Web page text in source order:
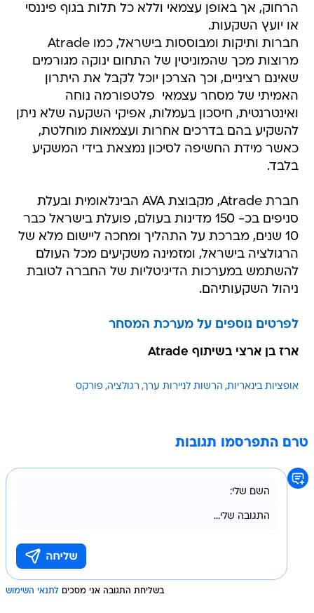
הרחוק, אך באופן עצמאי וללא כל תלות בגוף פיננסי
או יועץ השקעות.
חברות ותיקות ומבוססות בישראל, כמו Atrade
מרוצות מכך שהמוניטין של התחום ינוקה מגורמים
שאינם רציניים, וכך הצרכן יוכל לקבל את היתרון
האמיתי של מסחר עצמאי  פלטפורמה נוחה
ואינטרנטית, חיסכון בעמלות, אפיקי השקעה שלא ניתן
להשקיע בהם בדרכים אחרות ועצמאות מוחלטת,
כאשר מידת החשיפה לסיכון נמצאת בידי המשקיע
בלבד.
חברת Atrade, מקבוצת AVA הבינלאומית ובעלת
סניפים בכ- 150 מדינות בעולם, פועלת בישראל כבר
10 שנים, מברכת על התהליך ומחכה ליישום מלא של
הרגולציה בישראל, ומזמינה משקיעים מכל העולם
להשתמש במערכות הדיגיטליות של החברה לטובת
ניהול השקעותיהם.
לפרטים נוספים על מערכת המסחר
ארז בן ארצי בשיתוף Atrade
אופציות בינאריות הרשות לניירות ערך רגולציה פורקס
טרם התפרסמו תגובות
בשליחת התגובה אני מסכים לתנאי השימוש